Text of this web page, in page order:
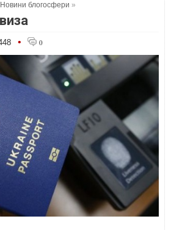
Новини блогосфери »
• 0